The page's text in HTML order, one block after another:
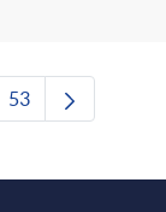
TAB per
intermèdies
Pàgina
53